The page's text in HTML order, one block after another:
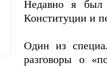
Недавно я был
Конституции и
Один из
разговоры о